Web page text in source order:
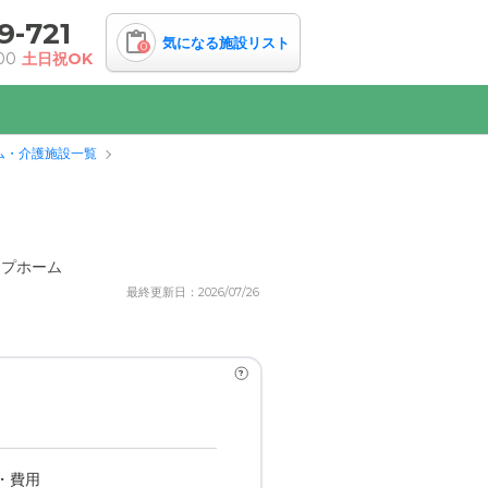
721
土日祝OK
0 気になる施設リスト
・介護施設一覧
ホーム
最終更新日：2026/07/26
?
費用